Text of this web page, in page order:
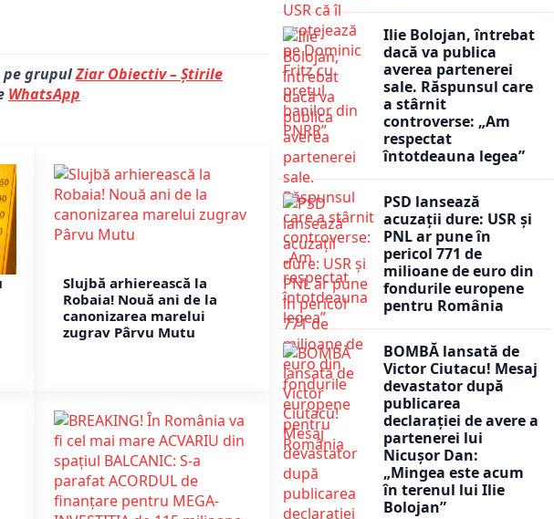
pe grupulZiar Obiectiv – Știrile
WhatsApp
Slujbă arhierească la
Robaia! Nouă ani de la
canonizarea marelui
zugrav Pârvu Mutu
Ilie Bolojan, întrebat
dacă va publica
averea partenerei
sale. Răspunsul care
a stârnit
controverse: „Am
respectat
întotdeauna legea”
PSD lansează
acuzații dure: USR și
PNL ar pune în
pericol 771 de
milioane de euro din
fondurile europene
pentru România
BOMBĂ lansată de
Victor Ciutacu! Mesaj
devastator după
publicarea
declarației de avere a
partenerei lui
Nicușor Dan:
„Mingea este acum
în terenul lui Ilie
Bolojan”